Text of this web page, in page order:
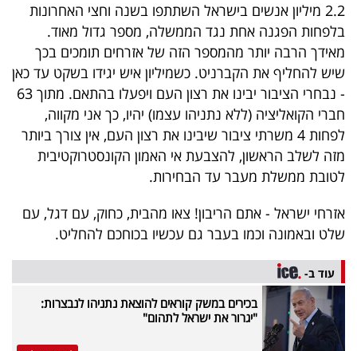
2.2 מיליון אנשים בישראל השתתפו בשנה וחצי האחרונות
בלפחות הפגנה אחת נגד הממשלה, מספר גדול מאוד.
מאידך הרבה יותר מהמספר הזה של אזרחים תומכים בכך
שיש להחליף את הקברניט. כשמיליון איש יגידו בשקט עד כאן
- נבחרי הציבור יבינו את רצון העם ויפעלו בהתאם. מתוך 63
חברי הקואליציה (ללא נתניהו עצמו) יהיו, כך אני מקווה,
לפחות 4 משרתי ציבור שיבינו את רצון העם, אין צורך ביותר
מזה לשלב הראשון, להצבעת אי האמון הקונסטרוקטיבית
לטובת ממשלת מעבר עד הבחירות.
אזרחי ישראל - אתם הריבון! צאו מהבית, כחוק, עם דגל, עם
שלט ובאמונה וכמו בעבר גם עכשיו בכוחכם להחליט.
עוד ב-
בכירים במשק קוראים להוצאת נתניהו לנבצרות:
"יגרור את ישראל לתהום"